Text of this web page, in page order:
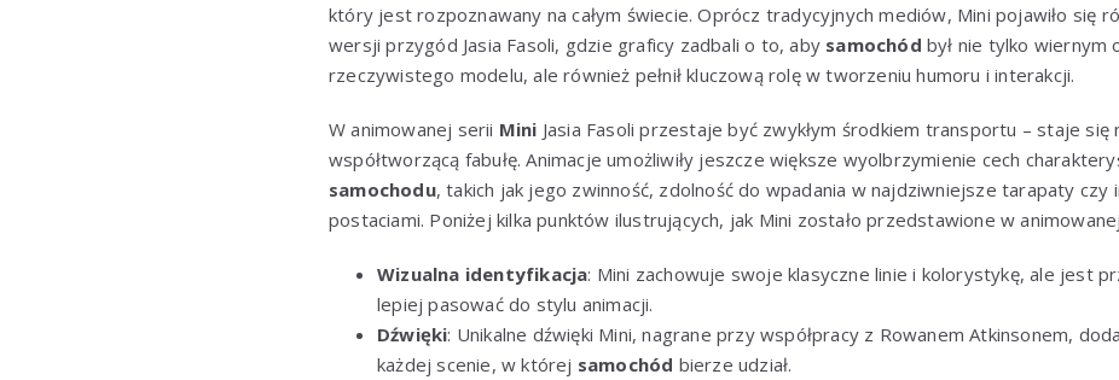
który jest rozpoznawany na całym świecie. Oprócz tradycyjnych mediów, Mini pojawiło się
wersji przygód Jasia Fasoli, gdzie graficy zadbali o to, aby samochód był nie tylko wiernym
rzeczywistego modelu, ale również pełnił kluczową rolę w tworzeniu humoru i interakcji.
W animowanej serii Mini Jasia Fasoli przestaje być zwykłym środkiem transportu – staje się
współtworzącą fabułę. Animacje umożliwiły jeszcze większe wyolbrzymienie cech
samochodu, takich jak jego zwinność, zdolność do wpadania w najdziwniejsze tarapaty czy
postaciami. Poniżej kilka punktów ilustrujących, jak Mini zostało przedstawione w
Wizualna identyfikacja: Mini zachowuje swoje klasyczne linie i kolorystykę, ale jest
lepiej pasować do stylu animacji.
Dźwięki: Unikalne dźwięki Mini, nagrane przy współpracy z Rowanem Atkinsonem,
każdej scenie, w której samochód bierze udział.